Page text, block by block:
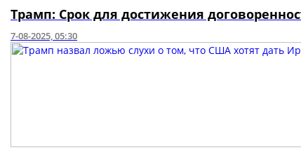
Трамп: Срок для достижения
7-08-2025, 05:30